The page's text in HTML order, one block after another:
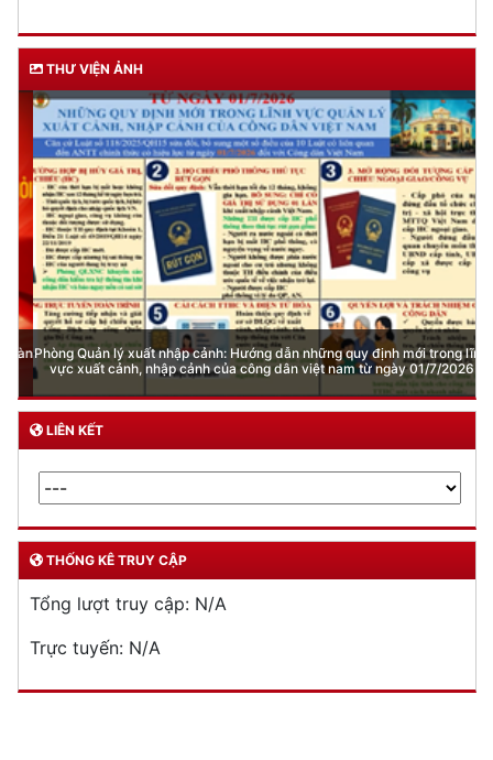
THƯ VIỆN ẢNH
Phòng Quản lý xuất nhập cảnh: Hướng dẫn những quy định mới trong lĩnh
vực xuất cảnh, nhập cảnh của công dân việt nam từ ngày 01/7/2026
LIÊN KẾT
THỐNG KÊ TRUY CẬP
Tổng lượt truy cập: N/A
Trực tuyến: N/A